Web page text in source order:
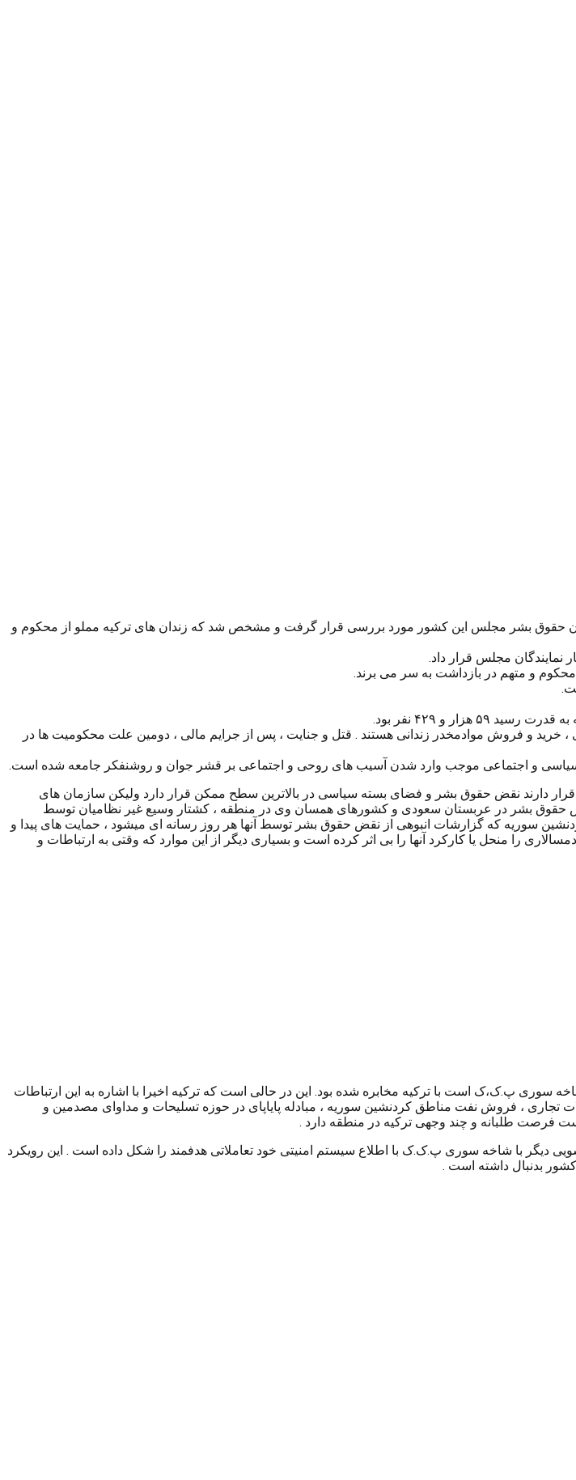
حقوق بشر مجلس این کشور مورد بررسی قرار گرفت و مشخص شد که زندان های ترکیه مملو از محکوم و
نمایندگان مجلس قرار داد.
، خرید و فروش موادمخدر زندانی هستند . قتل و جنایت ، پس از جرایم مالی ، دومین علت محکومیت ها در
سیاسی و اجتماعی موجب وارد شدن آسیب های روحی و اجتماعی بر قشر جوان و روشنفکر جامعه شده است.
دارند نقض حقوق بشر و فضای بسته سیاسی در بالاترین سطح ممکن قرار دارد ولیکن سازمان های
حقوق بشر در عربستان سعودی و کشورهای همسان وی در منطقه ، کشتار وسیع غیر نظامیان توسط
سوریه که گزارشات انبوهی از نقض حقوق بشر توسط آنها هر روز رسانه ای میشود ، حمایت های پیدا و
را منحل یا کارکرد آنها را بی اثر کرده است و بسیاری دیگر از این موارد که وقتی به ارتباطات و
سوری پ.ک،ک است با ترکیه مخابره شده بود. این در حالی است که ترکیه اخیرا با اشاره به این ارتباطات
تجاری ، فروش نفت مناطق کردنشین سوریه ، مبادله پایاپای در حوزه تسلیحات و مداوای مصدمین و
فرصت طلبانه و چند وجهی ترکیه در منطقه دارد .
دیگر با شاخه سوری پ.ک.ک با اطلاع سیستم امنیتی خود تعاملاتی هدفمند را شکل داده است . این رویکرد
کشور بدنبال داشته است .